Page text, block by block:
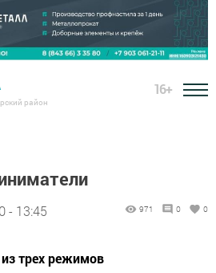
район
16+
- 13:45 971 0 0
трех режимов